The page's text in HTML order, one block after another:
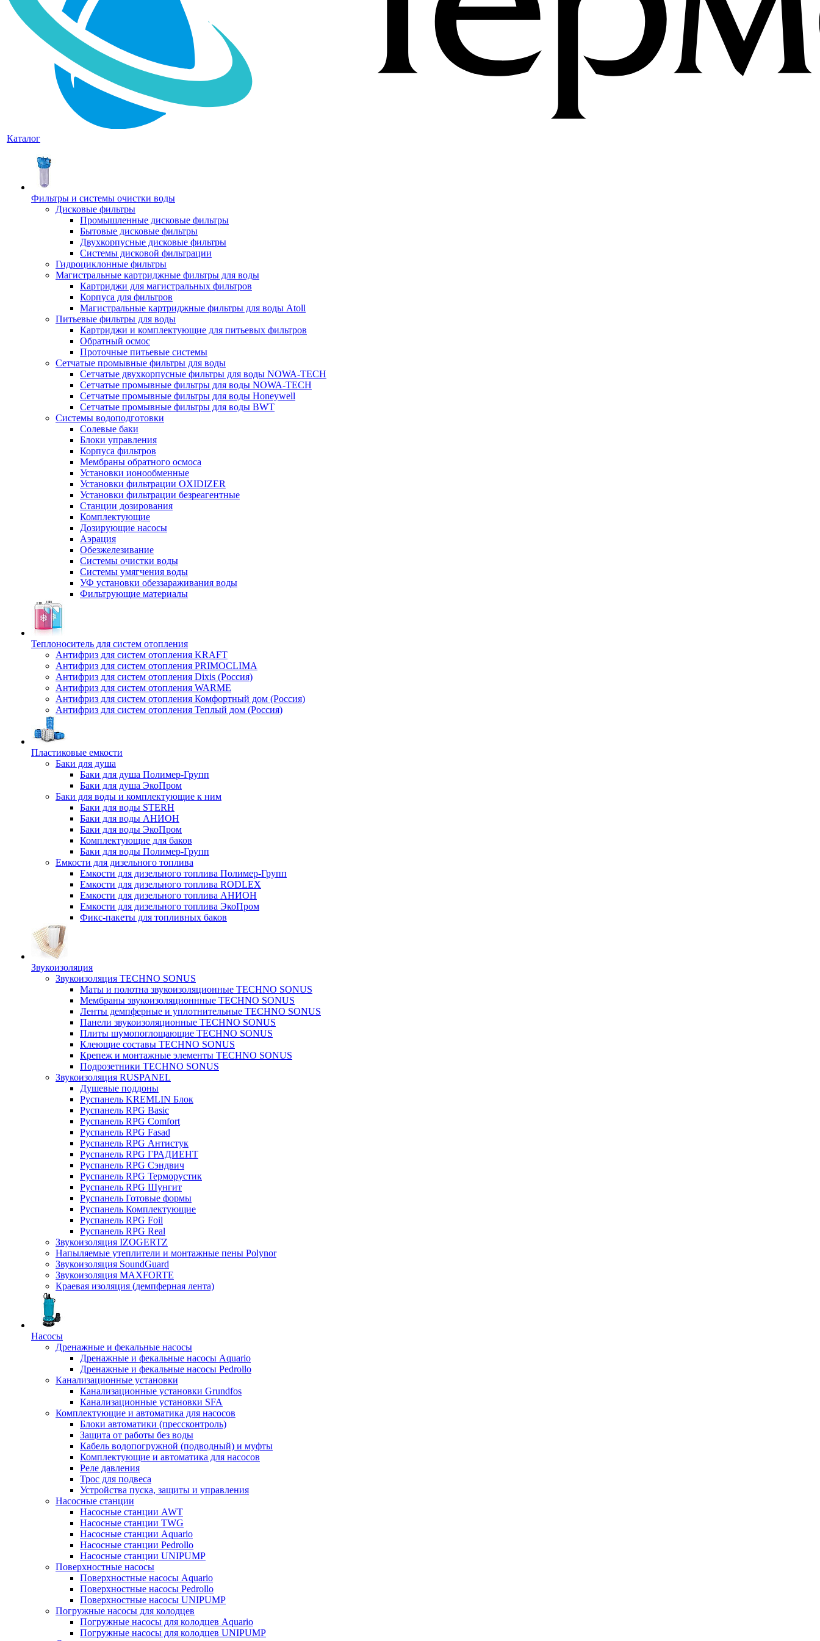
Каталог
Фильтры и системы очистки воды
Дисковые фильтры
Промышленные дисковые фильтры
Бытовые дисковые фильтры
Двухкорпусные дисковые фильтры
Системы дисковой фильтрации
Гидроциклонные фильтры
Магистральные картриджные фильтры для воды
Картриджи для магистральных фильтров
Корпуса для фильтров
Магистральные картриджные фильтры для воды Atoll
Питьевые фильтры для воды
Картриджи и комплектующие для питьевых фильтров
Обратный осмос
Проточные питьевые системы
Сетчатые промывные фильтры для воды
Сетчатые двухкорпусные фильтры для воды NOWA-TECH
Сетчатые промывные фильтры для воды NOWA-TECH
Сетчатые промывные фильтры для воды Honeywell
Сетчатые промывные фильтры для воды BWT
Системы водоподготовки
Солевые баки
Блоки управления
Корпуса фильтров
Мембраны обратного осмоса
Установки ионообменные
Установки фильтрации OXIDIZER
Установки фильтрации безреагентные
Станции дозирования
Комплектующие
Дозирующие насосы
Аэрация
Обезжелезивание
Системы очистки воды
Системы умягчения воды
УФ установки обеззараживания воды
Фильтрующие материалы
Теплоноситель для систем отопления
Антифриз для систем отопления KRAFT
Антифриз для систем отопления PRIMOCLIMA
Антифриз для систем отопления Dixis (Россия)
Антифриз для систем отопления WARME
Антифриз для систем отопления Комфортный дом (Россия)
Антифриз для систем отопления Теплый дом (Россия)
Пластиковые емкости
Баки для душа
Баки для душа Полимер-Групп
Баки для душа ЭкоПром
Баки для воды и комплектующие к ним
Баки для воды STERH
Баки для воды АНИОН
Баки для воды ЭкоПром
Комплектующие для баков
Баки для воды Полимер-Групп
Емкости для дизельного топлива
Емкости для дизельного топлива Полимер-Групп
Емкости для дизельного топлива RODLEX
Емкости для дизельного топлива АНИОН
Емкости для дизельного топлива ЭкоПром
Фикс-пакеты для топливных баков
Звукоизоляция
Звукоизоляция TECHNO SONUS
Маты и полотна звукоизоляционные TECHNO SONUS
Мембраны звукоизоляционнные TECHNO SONUS
Ленты демпферные и уплотнительные TECHNO SONUS
Панели звукоизоляционные TECHNO SONUS
Плиты шумопоглощающие TECHNO SONUS
Клеющие составы TECHNO SONUS
Крепеж и монтажные элементы TECHNO SONUS
Подрозетники TECHNO SONUS
Звукоизоляция RUSPANEL
Душевые поддоны
Руспанель KREMLIN Блок
Руспанель RPG Basic
Руспанель RPG Comfort
Руспанель RPG Fasad
Руспанель RPG Антистук
Руспанель RPG ГРАДИЕНТ
Руспанель RPG Сэндвич
Руспанель RPG Терморустик
Руспанель RPG Шунгит
Руспанель Готовые формы
Руспанель Комплектующие
Руспанель RPG Foil
Руспанель RPG Real
Звукоизоляция IZOGERTZ
Напыляемые утеплители и монтажные пены Polynor
Звукоизоляция SoundGuard
Звукоизоляция MAXFORTE
Краевая изоляция (демпферная лента)
Насосы
Дренажные и фекальные насосы
Дренажные и фекальные насосы Aquario
Дренажные и фекальные насосы Pedrollo
Канализационные установки
Канализационные установки Grundfos
Канализационные установки SFA
Комплектующие и автоматика для насосов
Блоки автоматики (прессконтроль)
Защита от работы без воды
Кабель водопогружной (подводный) и муфты
Комплектующие и автоматика для насосов
Реле давления
Трос для подвеса
Устройства пуска, защиты и управления
Насосные станции
Насосные станции AWT
Насосные станции TWG
Насосные станции Aquario
Насосные станции Pedrollo
Насосные станции UNIPUMP
Поверхностные насосы
Поверхностные насосы Aquario
Поверхностные насосы Pedrollo
Поверхностные насосы UNIPUMP
Погружные насосы для колодцев
Погружные насосы для колодцев Aquario
Погружные насосы для колодцев UNIPUMP